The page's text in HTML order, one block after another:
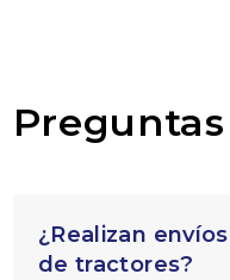
¿Realizan
de tractores?